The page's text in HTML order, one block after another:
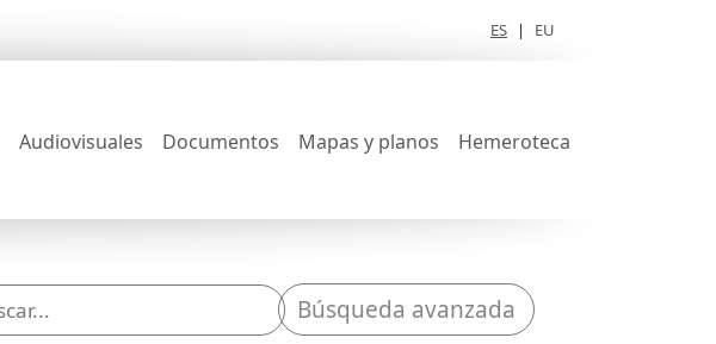
ES | EU
Audiovisuales Documentos Mapas y planos Hemeroteca
Búsqueda avanzada